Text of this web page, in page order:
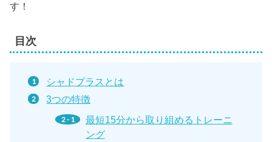
す！
目次
シャドプラスとは
3つの特徴
最短15分から取り組めるトレーニ
ング